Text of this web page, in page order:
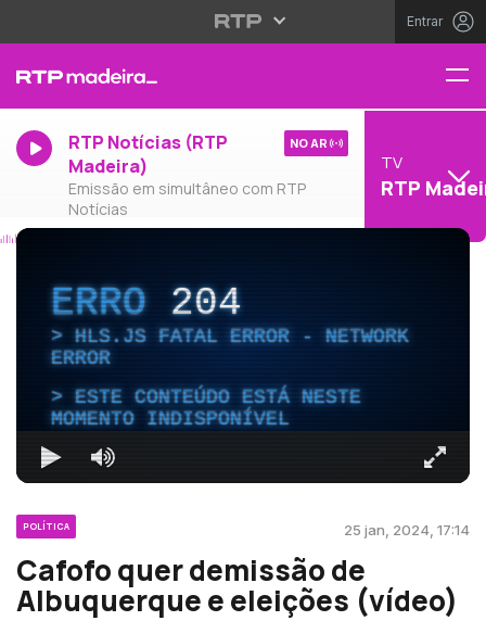
Entrar
RTP Notícias (RTP
Madeira)
Emissão em simultâneo com RTP
Notícias
NO AR
TV
RTP
ERRO204
HLS.JS FATAL ERROR - NETWORK
ERROR
ESTE CONTEÚDO ESTÁ NESTE
MOMENTO INDISPONÍVEL
POLÍTICA 25 jan, 2024, 17:14
Cafofo quer demissão de
Albuquerque e eleições (vídeo)